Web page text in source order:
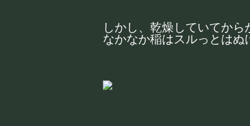
しかし、乾燥していてから
なかなか稲はスルっとはぬ